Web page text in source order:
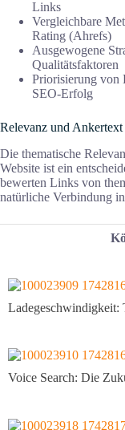
Links
Vergleichbare
Rating (Ahrefs)
Ausgewogene
Qualitätsfaktoren
Priorisierung von
SEO-Erfolg
Relevanz und
Die thematische
Website ist ein
bewerten Links von
natürliche Verbindung
Ladegeschwindigkeit:
Voice Search: Die